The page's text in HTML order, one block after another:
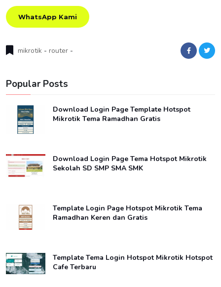
WhatsApp Kami
mikrotik - router -
Popular Posts
Download Login Page Template Hotspot
Mikrotik Tema Ramadhan Gratis
Download Login Page Tema Hotspot Mikrotik
Sekolah SD SMP SMA SMK
Template Login Page Hotspot Mikrotik Tema
Ramadhan Keren dan Gratis
Template Tema Login Hotspot Mikrotik Hotspot
Cafe Terbaru